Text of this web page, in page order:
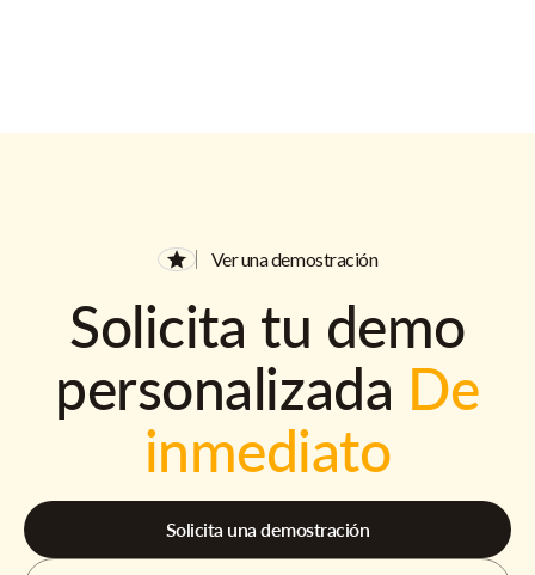
Ver una demostración
Solicita tu demo
personalizada De
inmediato
Solicita una demostración